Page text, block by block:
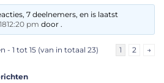
7 deelnemers, en is laatst
pm door .
- 1 tot 15 (van in totaal 23) 1 2 →